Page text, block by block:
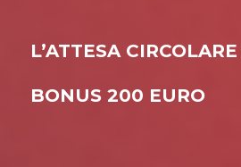
L’ATTESA
BONUS 200 EURO